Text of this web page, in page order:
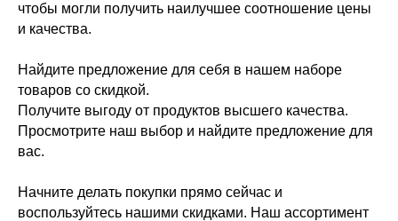
чтобы могли получить наилучшее соотношение цены
и качества.
Найдите предложение для себя в нашем наборе
товаров со скидкой.
Получите выгоду от продуктов высшего качества.
Просмотрите наш выбор и найдите предложение для
вас.
Начните делать покупки прямо сейчас и
воспользуйтесь нашими скидками. Наш ассортимент